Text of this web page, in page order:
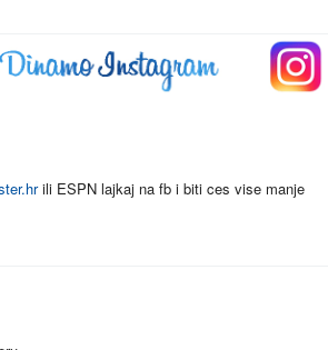
ili ESPN lajkaj na fb i biti ces vise manje